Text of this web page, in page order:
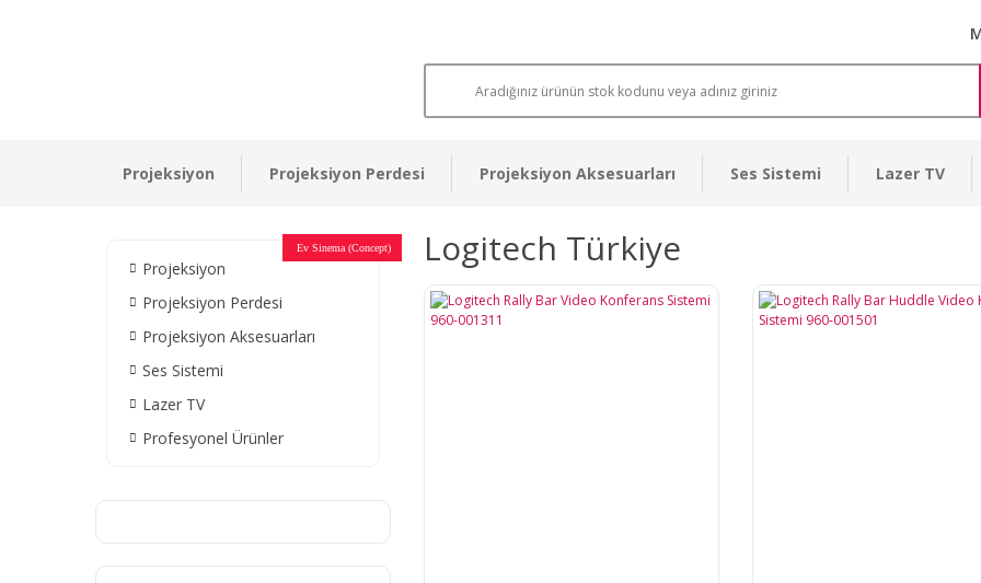
Projeksiyon Projeksiyon Perdesi Projeksiyon Aksesuarları Ses Sistemi Lazer TV
Projeksiyon
Projeksiyon Perdesi
Projeksiyon Aksesuarları
Ses Sistemi
Lazer TV
Profesyonel Ürünler
Ev Sinema
Ev Sinema
Ev Sinema
Müzeler
Ev Sinema
Restaurant - Cafe
Devlet Kurumları
Ev Sinema
Otel Sinema Salonları
Ev Sinema (Concept) Logitech Türkiye